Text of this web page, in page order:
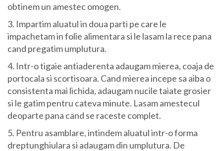
obtinem un amestec omogen.
3. Impartim aluatul in doua parti pe care le
impachetam in folie alimentara si le lasam la rece pana
cand pregatim umplutura.
4. Intr-o tigaie antiaderenta adaugam mierea, coaja de
portocala si scortisoara. Cand mierea incepe sa aiba o
consistenta mai lichida, adaugam nucile taiate grosier
si le gatim pentru cateva minute. Lasam amestecul
deoparte pana cand se raceste complet.
5. Pentru asamblare, intindem aluatul intr-o forma
dreptunghiulara si adaugam din umplutura. De